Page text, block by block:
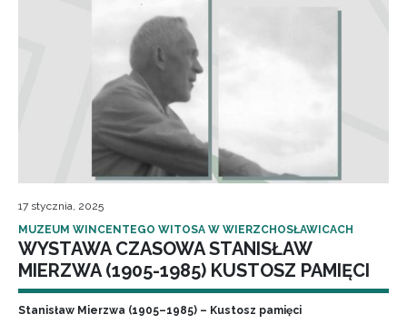
17 stycznia, 2025
MUZEUM WINCENTEGO WITOSA W WIERZCHOSŁAWICACH
WYSTAWA CZASOWA STANISŁAW
MIERZWA (1905-1985) KUSTOSZ PAMIĘCI
Stanisław Mierzwa (1905–1985) – Kustosz pamięci